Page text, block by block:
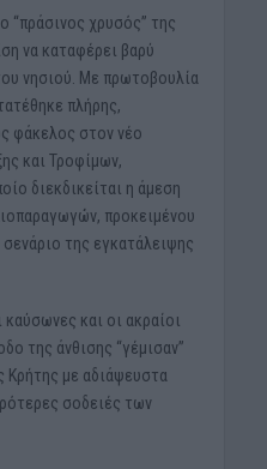
“πράσινος χρυσός” της
να καταφέρει βαρύ
νησιού. Με πρωτοβουλία
πλήρης,
φάκελος στον νέο
και Τροφίμων,
διεκδικείται η άμεση
προκειμένου
της εγκατάλειψης
και οι ακραίοι
της άνθισης “γέμισαν”
Κρήτης με αδιάψευστα
σοδειές των